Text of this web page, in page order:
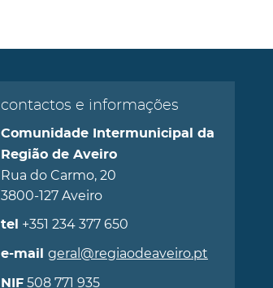
contactos e informações
Comunidade Intermunicipal da
Região de Aveiro
Rua do Carmo, 20
3800-127 Aveiro
tel +351 234 377 650
e-mail geral@regiaodeaveiro.pt
NIF508 771 935